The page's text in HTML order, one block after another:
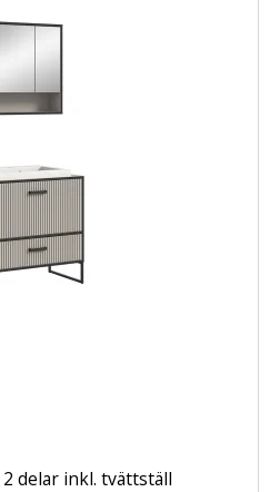
delar inkl. tvättställ